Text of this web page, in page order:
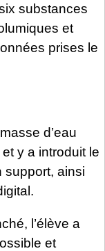
substances
et
prises le
d’eau
y a introduit le
support, ainsi
l’élève a
et